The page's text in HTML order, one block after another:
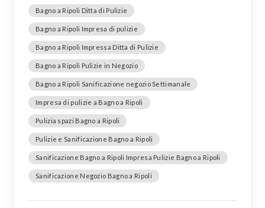
Bagno a Ripoli Ditta di Pulizie
Bagno a Ripoli Impresa di pulizie
Bagno a Ripoli Impressa Ditta di Pulizie
Bagno a Ripoli Pulizie in Negozio
Bagno a Ripoli Sanificazione negozio Settimanale
Impresa di pulizie a Bagno a Ripoli
Pulizia spazi Bagno a Ripoli
Pulizie e Sanificazione Bagno a Ripoli
Sanificazione Bagno a Ripoli Impresa Pulizie Bagno a Ripoli
Sanificazione Negozio Bagno a Ripoli